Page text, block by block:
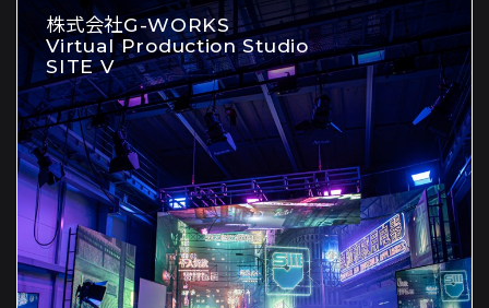
株式会社G-WORKS
Virtual Production Studio
SITE V